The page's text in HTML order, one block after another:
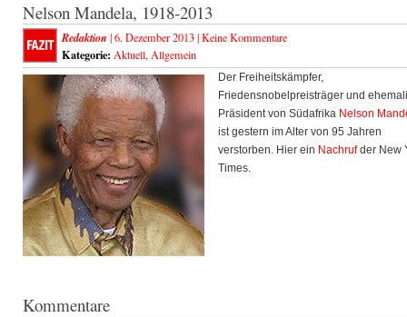
Nelson Mandela, 1918-2013
Redaktion | 6. Dezember 2013 |Keine Kommentare
Kategorie: Aktuell, Allgemein
Der Freiheitskämpfer,
Friedensnobelpreisträger und
Präsident von Südafrika Nelson
ist gestern im Alter von 95 Jahren
verstorben. Hier ein Nachrufder New
Times.
Kommentare